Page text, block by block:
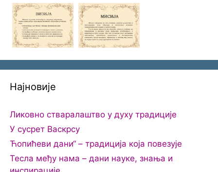
Најновије
Ликовно стваралаштво у духу традиције
У сусрет Васкрсу
Ћопићеви дани“ – традиција која повезује
Тесла међу нама – дани науке, знања и